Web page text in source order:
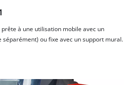
prête à une utilisation mobile avec un
ou fixe avec un support mural.